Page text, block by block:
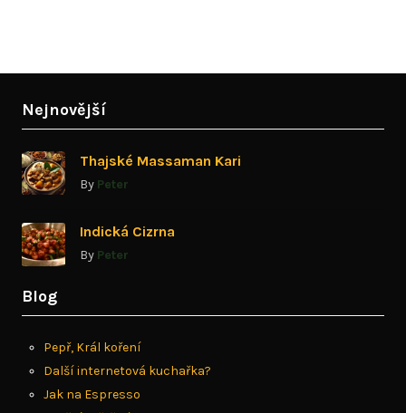
Nejnovější
Thajské Massaman Kari
By Peter
Indická Cizrna
By Peter
Blog
Pepř, Král koření
Další internetová kuchařka?
Jak na Espresso